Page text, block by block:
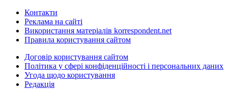
Контакти
Реклама на сайті
Використання матеріалів korrespondent.net
Правила користування сайтом
Договір користування сайтом
Політика у сфері конфіденційності і персональних даних
Угода щодо користування
Редакція